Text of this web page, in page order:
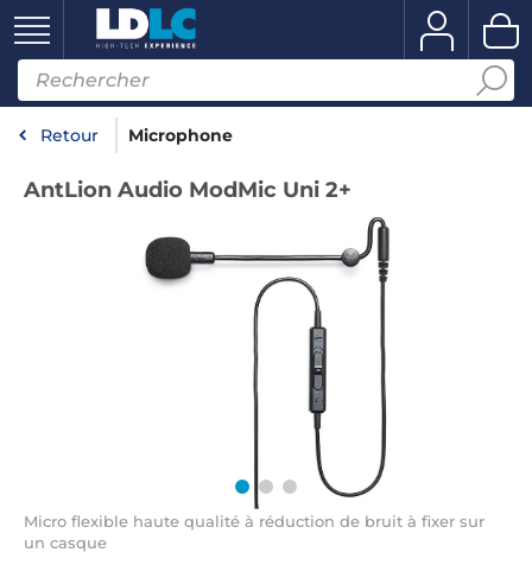
Retour Microphone
AntLion Audio ModMic Uni 2+
Micro flexible haute qualité à réduction de bruit à fixer sur
un casque